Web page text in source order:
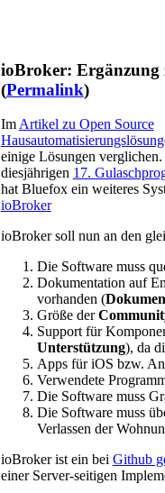
ioBroker: Ergänzung
(Permalink)
ImArtikel zu Open Source
einige Lösungen
diesjährigen 17.
hat Bluefox ein weiteres
ioBroker
ioBroker soll nun an den
Die Software muss
Dokumentation auf
vorhanden (
Größe der
Support für
Unterstützung), da
Apps für iOS bzw.
Verwendete
Die Software muss
Die Software muss
Verlassen der
ioBroker ist ein bei Github
einer Server-seitigen